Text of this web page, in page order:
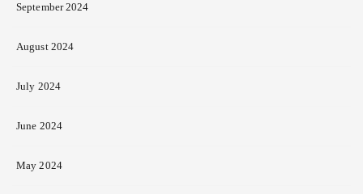
September 2024
August 2024
July 2024
June 2024
May 2024